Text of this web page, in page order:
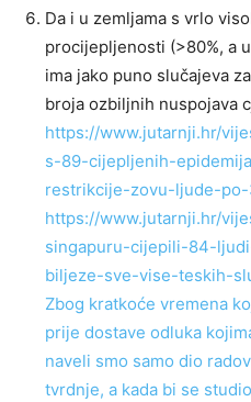
Da i u zemljama s vrlo
procijepljenosti (>80%, a
ima jako puno slučajeva
broja ozbiljnih nuspojava
https://www.jutarnji.hr/
s-89-cijepljenih-
restrikcije-zovu-ljude-po-
https://www.jutarnji.hr/
singapuru-cijepili-84-
biljeze-sve-vise-teskih-
Zbog kratkoće vremena
prije dostave odluka
naveli smo samo dio
tvrdnje, a kada bi se